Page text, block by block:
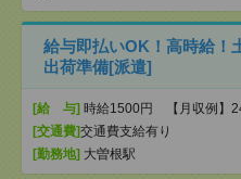
給与即払いOK！高時給！
出荷準備[派遣]
[給 与] 時給1500円 【月収例】
[交通費]交通費支給有り
[勤務地] 大曽根駅